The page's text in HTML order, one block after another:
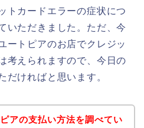
トカードエラーの症状につ
いただきました。ただ、今
ートピアのお店でクレジッ
考えられますので、今日の
だければと思います。
アの支払い方法を調べてい